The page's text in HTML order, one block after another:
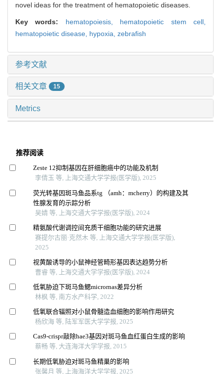
novel ideas for the treatment of hematopoietic diseases.
Key words: hematopoiesis, hematopoietic stem cell,
hematopoietic disease, hypoxia, zebrafish
参考文献
相关文章 15
Metrics
推荐阅读
Zeste 12抑制基因在肝细胞癌中的功能及机制
李倩玉 等, 上海交通大学学报(医学版), 2025
荧光转基因斑马鱼品系tg （amh：mcherry）的构建及其
性腺发育的示踪分析
吴婧 等, 上海交通大学学报(医学版), 2024
精氨酸代谢调控间充质干细胞功能的研究进展
赛提尔古丽·克然木 等, 上海交通大学学报(医学版),
2025
视黄酸诱导的小鼠神经管畸形基因表达趋势分析
曹睿 等, 上海交通大学学报(医学版), 2024
低氧胁迫下斑马鱼鳃micrornas差异分析
林枫 等, 南方水产科学, 2022
低氧联合辐照对小鼠骨髓造血细胞的影响作用研究
杨欣海 等, 陆军军医大学学报, 2025
Cas9-crispr敲除hae3基因对斑马鱼血红蛋白生成的影响
蔡畅 等, 大连海洋大学学报, 2015
长期低氧胁迫对斑马鱼精巢的影响
张馨月 等, 上海海洋大学学报, 2025